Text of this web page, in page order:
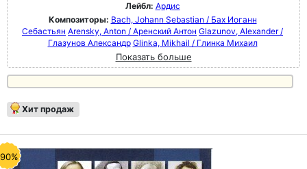
Лейбл: Ардис
Композиторы: Bach, Johann Sebastian / Бах Иоганн
Себастьян Arensky, Anton / Аренский Антон Glazunov, Alexander /
Глазунов Александр Glinka, Mikhail / Глинка Михаил
Показать больше
Хит продаж